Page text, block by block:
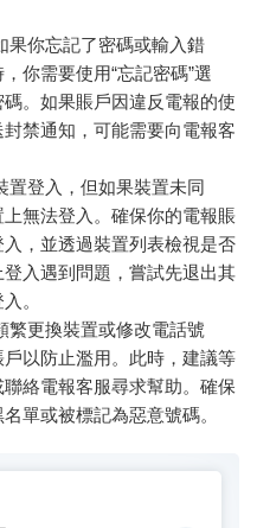
果你忘記了密碼或輸入錯
你需要使用“忘記密碼”選
。如果賬戶因違反電報的使
禁通知，可能需要向電報客
置登入，但如果裝置未同
無法登入。確保你的電報賬
，並透過裝置列表檢視是否
入遇到問題，嘗試先退出其
。
繁更換裝置或修改電話號
以防止濫用。此時，建議等
絡電報客服尋求幫助。確保
單或被標記為惡意號碼。